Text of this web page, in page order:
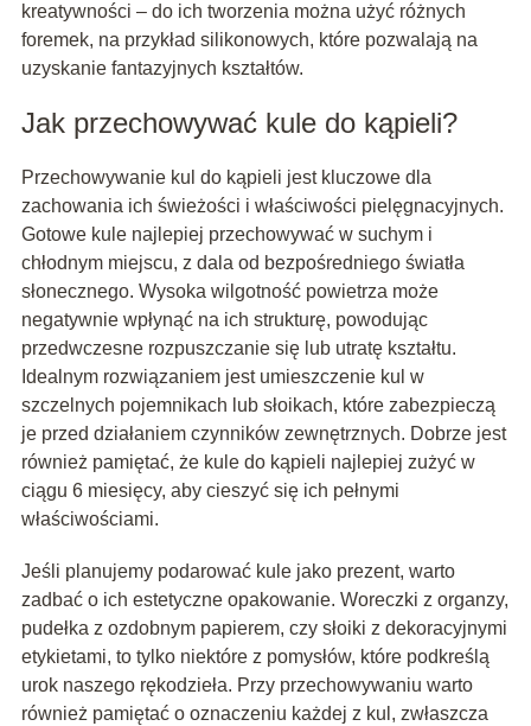
kreatywności – do ich tworzenia można użyć różnych
foremek, na przykład silikonowych, które pozwalają na
uzyskanie fantazyjnych kształtów.
Jak przechowywać kule do kąpieli?
Przechowywanie kul do kąpieli jest kluczowe dla
zachowania ich świeżości i właściwości pielęgnacyjnych.
Gotowe kule najlepiej przechowywać w suchym i
chłodnym miejscu, z dala od bezpośredniego światła
słonecznego. Wysoka wilgotność powietrza może
negatywnie wpłynąć na ich strukturę, powodując
przedwczesne rozpuszczanie się lub utratę kształtu.
Idealnym rozwiązaniem jest umieszczenie kul w
szczelnych pojemnikach lub słoikach, które zabezpieczą
je przed działaniem czynników zewnętrznych. Dobrze jest
również pamiętać, że kule do kąpieli najlepiej zużyć w
ciągu 6 miesięcy, aby cieszyć się ich pełnymi
właściwościami.
Jeśli planujemy podarować kule jako prezent, warto
zadbać o ich estetyczne opakowanie. Woreczki z organzy,
pudełka z ozdobnym papierem, czy słoiki z dekoracyjnymi
etykietami, to tylko niektóre z pomysłów, które podkreślą
urok naszego rękodzieła. Przy przechowywaniu warto
również pamiętać o oznaczeniu każdej z kul, zwłaszcza